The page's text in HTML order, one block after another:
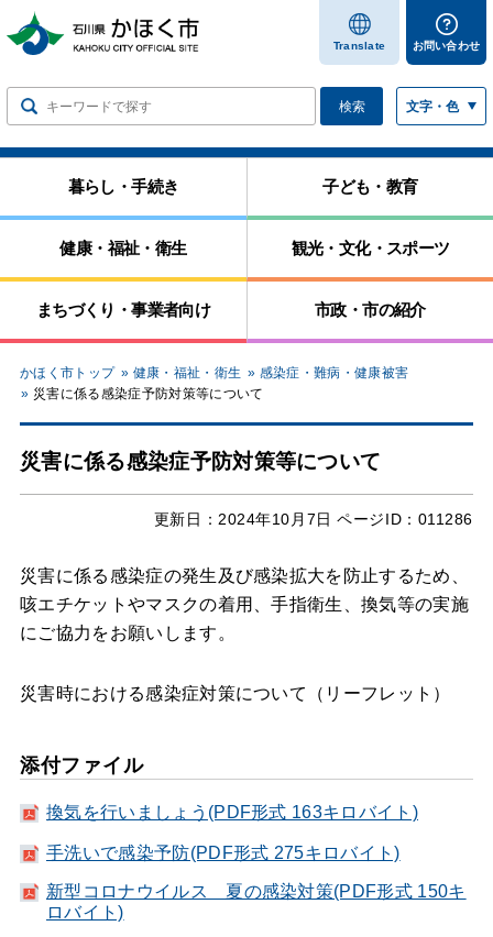
します
Translate お問い合わせ
検索 文字・色
暮らし・手続き 子ども・教育
健康・福祉・衛生 観光・文化・スポーツ
まちづくり・事業者向け 市政・市の紹介
かほく市トップ 健康・福祉・衛生
感染症・難病・健康被害
災害に係る感染症予防対策等について
災害に係る感染症予防対策等について
更新日： 2024年10月7日 ページID：011286
災害に係る感染症の発生及び感染拡大を防止するため、
咳エチケットやマスクの着用、手指衛生、換気等の実施
にご協力をお願いします。
災害時における感染症対策について（リーフレット）
添付ファイル
換気を行いましょう(PDF形式 163キロバイト)
手洗いで感染予防(PDF形式 275キロバイト)
新型コロナウイルス 夏の感染対策(PDF形式 150キ
ロバイト)